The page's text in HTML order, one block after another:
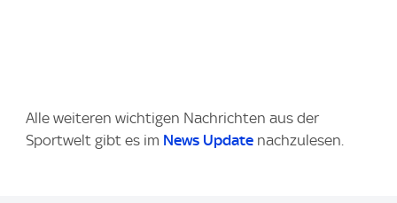
Alle weiteren wichtigen Nachrichten aus der
Sportwelt gibt es im News Update nachzulesen.